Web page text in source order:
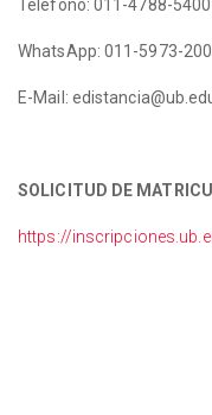
Teléfono: 011-4788-
WhatsApp: 011-5973-
E-Mail:
SOLICITUD DE
https://